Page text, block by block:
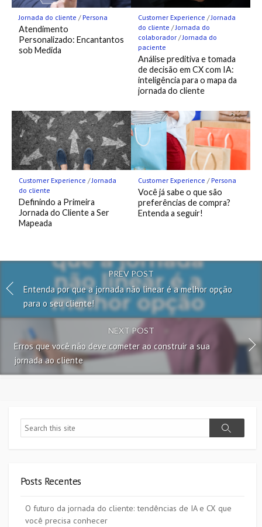
Jornada do cliente / Persona
Atendimento
Personalizado: Encantantos
sob Medida
Customer Experience /Jornada
do cliente /Jornada do
colaborador/Jornada do
paciente
Análise preditiva e tomada
de decisão em CX com IA:
inteligência para o mapa da
jornada do cliente
Customer Experience /Jornada
do cliente
Definindo a Primeira
Jornada do Cliente a Ser
Mapeada
Customer Experience / Persona
Você já sabe o que são
preferências de compra?
Entenda a seguir!
PREV POST
Entenda por que a jornada não linear é a melhor opção
para o seu cliente!
NEXT POST
Erros que você não deve cometer ao construir a sua
jornada ao cliente
Search
Search
Posts Recentes
O futuro da jornada do cliente: tendências de IA e CX que
você precisa conhecer